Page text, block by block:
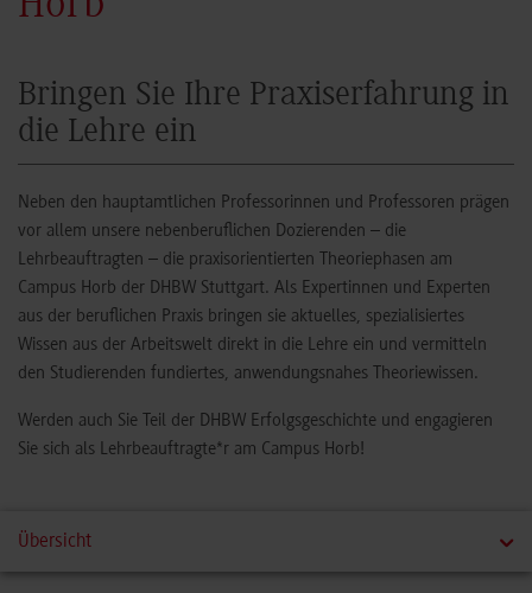
Bringen Sie Ihre Praxiserfahrung in
die Lehre ein
Neben den hauptamtlichen Professorinnen und Professoren prägen
vor allem unsere nebenberuflichen Dozierenden – die
Lehrbeauftragten – die praxisorientierten Theoriephasen am
Campus Horb der DHBW Stuttgart. Als Expertinnen und Experten
aus der beruflichen Praxis bringen sie aktuelles, spezialisiertes
Wissen aus der Arbeitswelt direkt in die Lehre ein und vermitteln
den Studierenden fundiertes, anwendungsnahes Theoriewissen.
Werden auch Sie Teil der DHBW Erfolgsgeschichte und engagieren
Sie sich als Lehrbeauftragte*r am Campus Horb!
Übersicht